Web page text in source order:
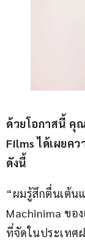
ด้วยโอกาสนี้ คุ
Films ได้เผยค
ดังนี้
“ผมรู้สึกตื่นเต้น
Machinima ขอ
ที่จัดในประเทศ